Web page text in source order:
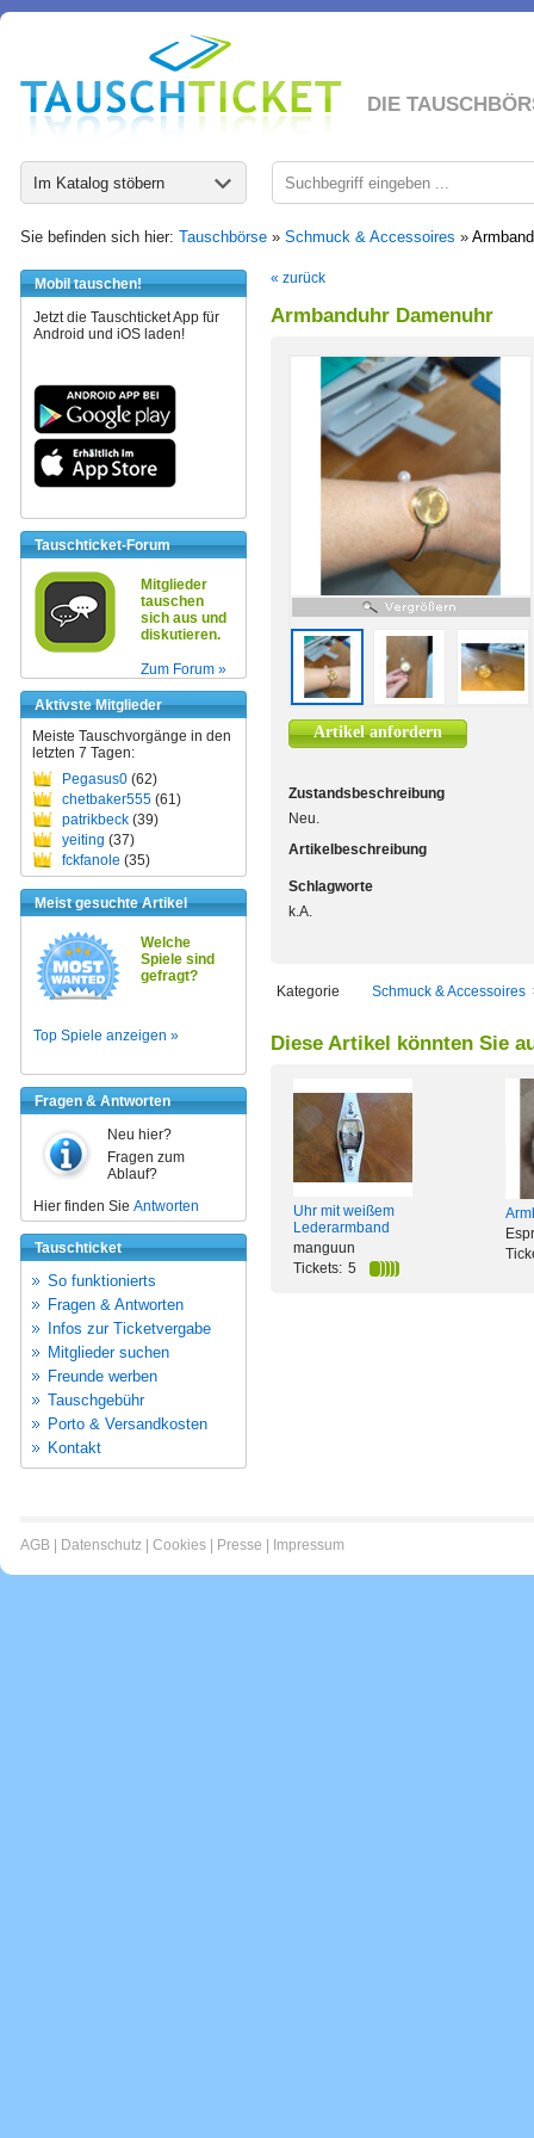
DIE
Im Katalog stöbern
Sie befinden sich hier: Tauschbörse » Schmuck & Accessoires »
Mobil tauschen!
Jetzt die Tauschticket App für
Android und iOS laden!
Tauschticket-Forum
Mitglieder
tauschen
sich aus und
diskutieren.
Zum Forum »
Aktivste Mitglieder
Meiste Tauschvorgänge in den
letzten 7 Tagen:
Pegasus0 (62)
chetbaker555 (61)
patrikbeck (39)
yeiting (37)
fckfanole (35)
Meist gesuchte Artikel
Welche
Spiele sind
gefragt?
Top Spiele anzeigen »
Fragen & Antworten
Neu hier?
Fragen zum
Ablauf?
Hier finden Sie Antworten
Tauschticket
So funktionierts
Fragen & Antworten
Infos zur Ticketvergabe
Mitglieder suchen
Freunde werben
Tauschgebühr
Porto & Versandkosten
Kontakt
« zurück
Armbanduhr Damenuhr
Artikel anfordern
Zustandsbeschreibung
Neu.
Artikelbeschreibung
Schlagworte
k.A.
Kategorie Schmuck & Accessoires
Diese Artikel könnten Sie
Uhr mit weißem
Lederarmband
manguun
Tickets: 5
AGB Datenschutz Cookies Presse Impressum